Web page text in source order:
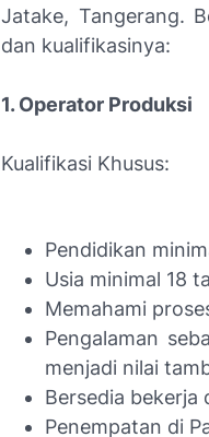
Jatake, Tangerang.
dan kualifikasinya:
1. Operator Produksi
Kualifikasi Khusus:
Pendidikan
Usia minimal 18
Memahami
Pengalaman
menjadi nilai
Bersedia bekerja
Penempatan di